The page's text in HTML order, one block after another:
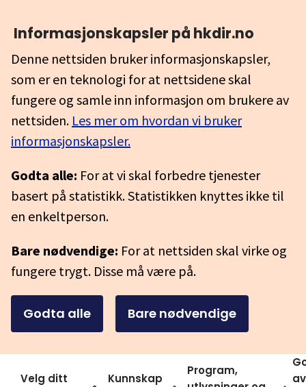
Informasjonskapsler på hkdir.no
Denne nettsiden bruker informasjonskapsler,
som er en teknologi for at nettsidene skal
fungere og samle inn informasjon om brukere av
nettsiden. Les mer om hvordan vi bruker
informasjonskapsler.
Godta alle: For at vi skal forbedre tjenester
basert på statistikk. Statistikken knyttes ikke til
en enkeltperson.
Bare nødvendige: For at nettsiden skal virke og
fungere trygt. Disse må være på.
Godta alle Bare nødvendige
Velg ditt
Kunnskap
Program,
av